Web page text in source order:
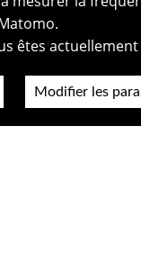
êtes actuellement
Modifier les